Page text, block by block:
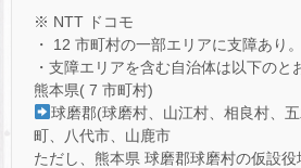
※ NTT ドコモ
・ 12 市町村の一部エリアに支障あり。
・支障エリアを含む自治体は以下のと
熊本県( 7 市町村)
球磨郡(球磨村、山江村、相良村、
町、八代市、山鹿市
ただし、熊本県 球磨郡球磨村の仮設